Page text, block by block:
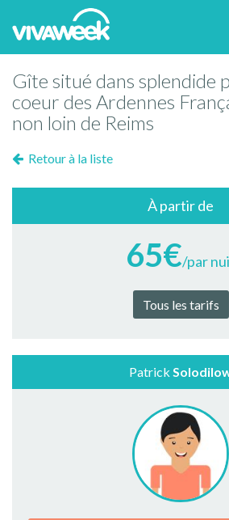
Gîte situé dans splendide
coeur des Ardennes
non loin de Reims
Retour à la liste
À partir de
65€/par
Tous les tarifs
Patrick